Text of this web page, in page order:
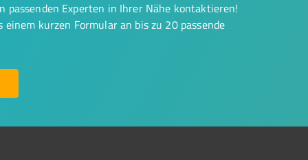
passenden Experten in Ihrer Nähe kontaktieren!
kurzen Formular an bis zu 20 passende